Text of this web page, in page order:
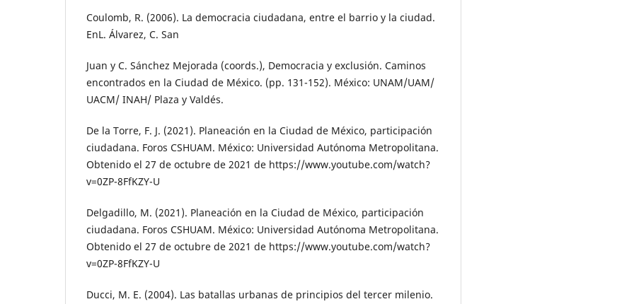
Coulomb, R. (2006). La democracia ciudadana, entre el barrio y la ciudad.
EnL. Álvarez, C. San
Juan y C. Sánchez Mejorada (coords.), Democracia y exclusión. Caminos
encontrados en la Ciudad de México. (pp. 131-152). México: UNAM/UAM/
UACM/ INAH/ Plaza y Valdés.
De la Torre, F. J. (2021). Planeación en la Ciudad de México, participación
ciudadana. Foros CSHUAM. México: Universidad Autónoma Metropolitana.
Obtenido el 27 de octubre de 2021 de https://www.youtube.com/watch?
v=0ZP-8FfKZY-U
Delgadillo, M. (2021). Planeación en la Ciudad de México, participación
ciudadana. Foros CSHUAM. México: Universidad Autónoma Metropolitana.
Obtenido el 27 de octubre de 2021 de https://www.youtube.com/watch?
v=0ZP-8FfKZY-U
Ducci, M. E. (2004). Las batallas urbanas de principios del tercer milenio.